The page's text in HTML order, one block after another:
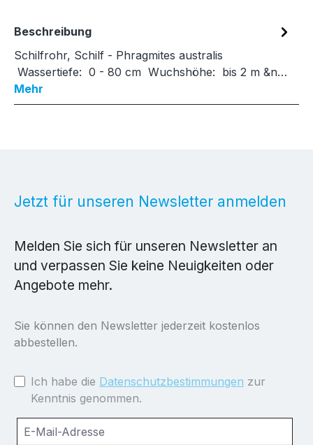
Beschreibung
Schilfrohr, Schilf - Phragmites australis
Wassertiefe: 0 - 80 cm Wuchshöhe: bis 2 m &n…
Mehr
Jetzt für unseren Newsletter anmelden
Melden Sie sich für unseren Newsletter an
und verpassen Sie keine Neuigkeiten oder
Angebote mehr.
Sie können den Newsletter jederzeit kostenlos
abbestellen.
Ich habe die Datenschutzbestimmungen zur
Kenntnis genommen.